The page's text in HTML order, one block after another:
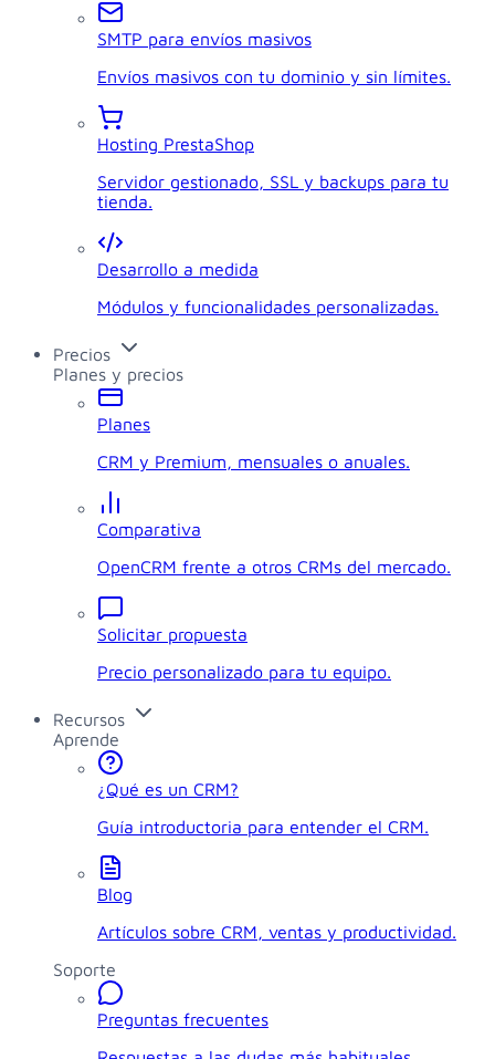
SMTP para envíos masivos
Envíos masivos con tu dominio y sin límites.
Hosting PrestaShop
Servidor gestionado, SSL y backups para tu
tienda.
Desarrollo a medida
Módulos y funcionalidades personalizadas.
Precios
Planes y precios
Planes
CRM y Premium, mensuales o anuales.
Comparativa
OpenCRM frente a otros CRMs del mercado.
Solicitar propuesta
Precio personalizado para tu equipo.
Recursos
Aprende
¿Qué es un CRM?
Guía introductoria para entender el CRM.
Blog
Artículos sobre CRM, ventas y productividad.
Soporte
Preguntas frecuentes